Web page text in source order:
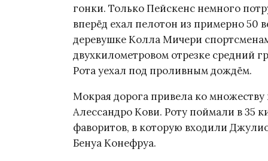
гонки. Только Пейскенс немного
вперёд ехал пелотон из примерно 50
деревушке Колла Мичери
двухкилометровом отрезке средний
Рота уехал под проливным дождём.
Мокрая дорога привела ко
Алессандро Кови. Роту поймали в 35
фаворитов, в которую входили
Бенуа Конефруа.